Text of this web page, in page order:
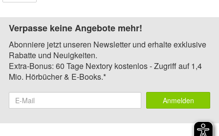
Verpasse keine Angebote mehr!
Abonniere jetzt unseren Newsletter und erhalte exklusive
Rabatte und Neuigkeiten.
Extra-Bonus: 60 Tage Nextory kostenlos - Zugriff auf 1,4
Mio. Hörbücher & E-Books.*
Anmelden